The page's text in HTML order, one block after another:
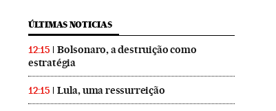
ÚLTIMAS NOTICIAS
12:15
Bolsonaro, a destruição como
estratégia
12:15 Lula, uma ressurreição